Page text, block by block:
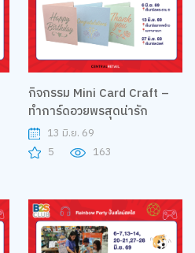
กิจกรรม Mini Card Craft –
ทำการ์ดอวยพรสุดน่ารัก
13 มิ.ย. 69
5
163